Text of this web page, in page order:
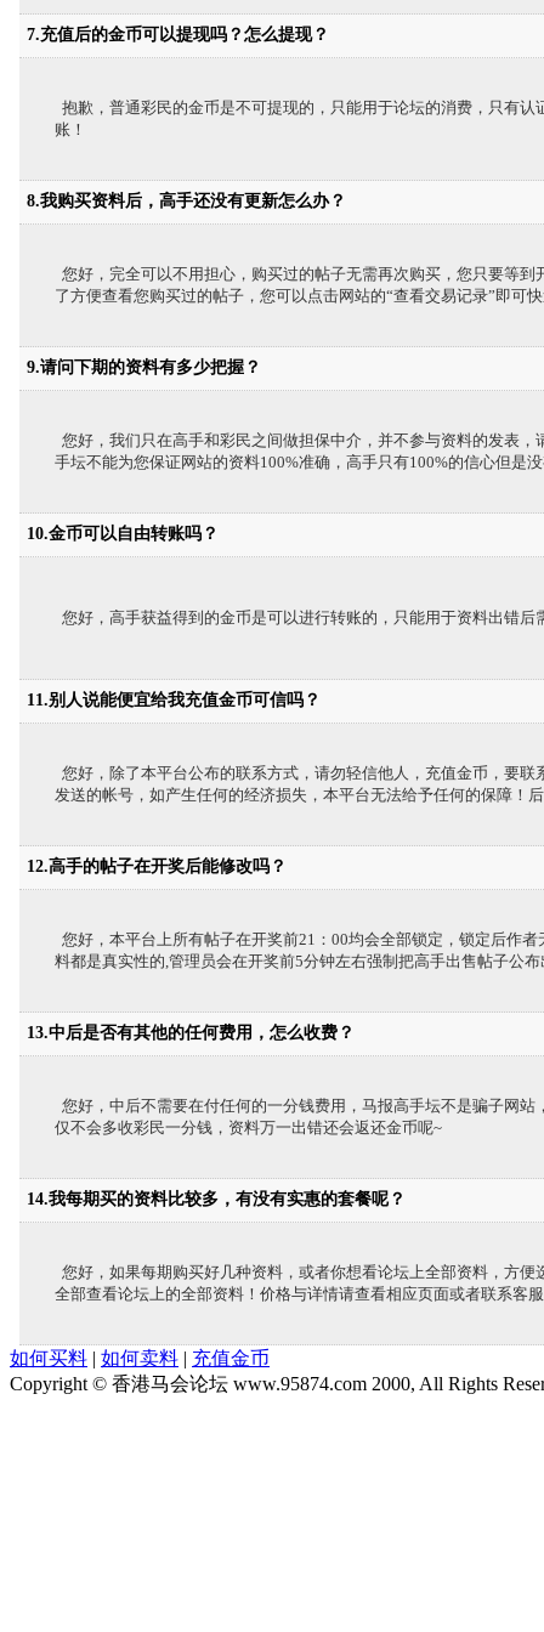
7.充值后的金币可以提现吗？怎么提现？
抱歉，普通彩民的金币是不可提现的，只能用于论坛的消费，只有
账！
8.我购买资料后，高手还没有更新怎么办？
您好，完全可以不用担心，购买过的帖子无需再次购买，您只要等
了方便查看您购买过的帖子，您可以点击网站的“查看交易记录”即可
9.请问下期的资料有多少把握？
您好，我们只在高手和彩民之间做担保中介，并不参与资料的发表
手坛不能为您保证网站的资料100%准确，高手只有100%的信心但是
10.金币可以自由转账吗？
您好，高手获益得到的金币是可以进行转账的，只能用于资料出错
11.别人说能便宜给我充值金币可信吗？
您好，除了本平台公布的联系方式，请勿轻信他人，充值金币，要
发送的帐号，如产生任何的经济损失，本平台无法给予任何的保障！
12.高手的帖子在开奖后能修改吗？
您好，本平台上所有帖子在开奖前21：00均会全部锁定，锁定后作
料都是真实性的,管理员会在开奖前5分钟左右强制把高手出售帖子公
13.中后是否有其他的任何费用，怎么收费？
您好，中后不需要在付任何的一分钱费用，马报高手坛不是骗子网
仅不会多收彩民一分钱，资料万一出错还会返还金币呢~
14.我每期买的资料比较多，有没有实惠的套餐呢？
您好，如果每期购买好几种资料，或者你想看论坛上全部资料，方
全部查看论坛上的全部资料！价格与详情请查看相应页面或者联系客
如何买料 | 如何卖料 | 充值金币
Copyright © 香港马会论坛 www.95874.com 2000, All Rights